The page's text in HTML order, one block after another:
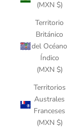
(MXN $)
Territorio
Británico
del Océano
Índico
(MXN $)
Territorios
Australes
Franceses
(MXN $)